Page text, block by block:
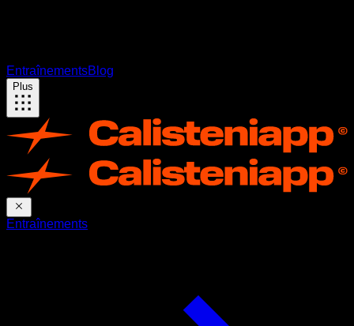
EntraînementsBlog
Plus
Entraînements